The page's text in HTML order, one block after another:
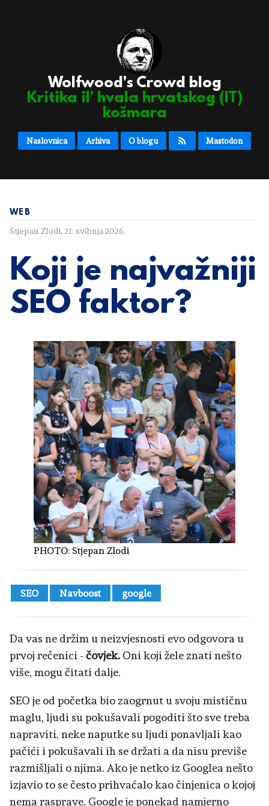
Wolfwood's Crowd blog
Kritika il’ hvala hrvatskog (IT)
košmara
Naslovnica Arhiva O blogu Mastodon
WEB
Stjepan Zlodi, 21. svibnja 2026.
Koji je najvažniji
SEO faktor?
PHOTO: Stjepan Zlodi
SEO Navboost google
Da vas ne držim u neizvjesnosti evo odgovora u
prvoj rečenici - čovjek. Oni koji žele znati nešto
više, mogu čitati dalje.
SEO je od početka bio zaogrnut u svoju mističnu
maglu, ljudi su pokušavali pogoditi što sve treba
napraviti, neke naputke su ljudi ponavljali kao
pačići i pokušavali ih se držati a da nisu previše
razmišljali o njima. Ako je netko iz Googlea nešto
izjavio to se često prihvaćalo kao činjenica o kojoj
nema rasprave. Google je ponekad namjerno